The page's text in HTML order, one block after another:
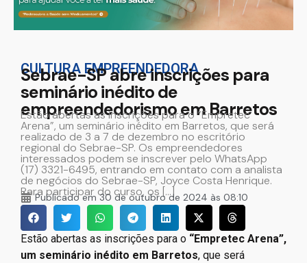
CULTURA EMPREENDEDORA
Sebrae-SP abre inscrições para
seminário inédito de
empreendedorismo em Barretos
Estão abertas as inscrições para o “Empretec
Arena”, um seminário inédito em Barretos, que será
realizado de 3 a 7 de dezembro no escritório
regional do Sebrae-SP. Os empreendedores
interessados podem se inscrever pelo WhatsApp
(17) 3321-6495, entrando em contato com a analista
de negócios do Sebrae-SP, Joyce Costa Henrique.
Para participar do curso, os […]
Publicado em30 de outubro de 2024 às 08:10
Estão abertas as inscrições para o “Empretec Arena”,
um seminário inédito em Barretos, que será